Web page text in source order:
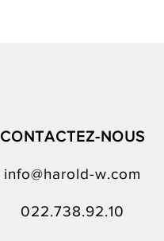
CONTACTEZ-NOUS
info@harold-w.com
022.738.92.10